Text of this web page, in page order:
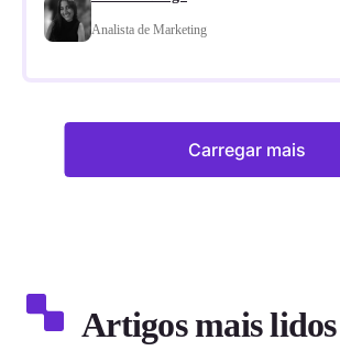
Analista de Marketing
Carregar mais
Artigos mais lidos